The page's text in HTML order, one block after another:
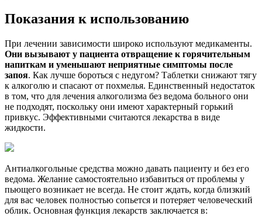
Показания к использованию
При лечении зависимости широко используют медикаменты.
Они вызывают у пациента отвращение к горячительным
напиткам и уменьшают неприятные симптомы после
запоя. Как лучше бороться с недугом? Таблетки снижают тягу
к алкоголю и спасают от похмелья. Единственный недостаток
в том, что для лечения алкоголизма без ведома больного они
не подходят, поскольку они имеют характерный горький
привкус. Эффективными считаются лекарства в виде
жидкости.
Антиалкогольные средства можно давать пациенту и без его
ведома. Желание самостоятельно избавиться от проблемы у
пьющего возникает не всегда. Не стоит ждать, когда близкий
для вас человек полностью сопьется и потеряет человеческий
облик. Основная функция лекарств заключается в: